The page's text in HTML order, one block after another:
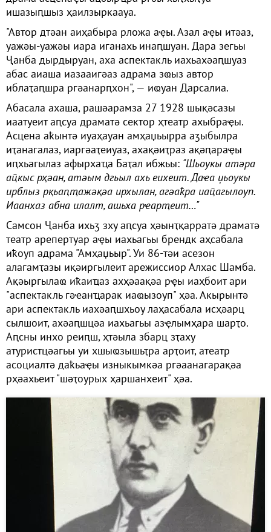
ишазыԥшыз ҳаилзыркаауа.
"Автор дтәан аиҳабыра рложа аҿы. Азал аҿы итәаз,
уажәы-уажәы иара иганахь инаԥшуан. Дара зегьы
Ҷанба дырдыруан, аха аспектакль иахьахәаԥшуаз
абас аиаша иазааигәаз адрама зҩыз автор
иблаҭаԥшра ргәанарԥхон", — иҩуан Дарсалиа.
Абасала ахаша, рашәарамза 27 1928 шықәсазы
иаатуеит аԥсуа драматә сектор ҳтеатр ахыбраҿы.
Асцена аҟынтә иуаҳауан амҳаџьырра аӡыбылра
иҭанагалаз, иаргәаҭеиуаз, ахақәиҭраз ақәԥараҿы
иԥхьагылаз афырхаҵа Баҭал ибжьы: "Шьоукы атәра
аҵкыс рҳәан, атәым дгьыл ахь еихеит. Даҽа џьоукы
ирблыз рқьаԥҭажәқәа ирхылан, агәаҟра иаҵагылоуп.
Иаанхаз абна илалт, ашьха рҽарҭеит…"
Самсон Ҷанба ихьӡ зху аԥсуа ҳәынҭқарратә драматә
театр арепертуар аҿы иахьагьы брендк аҳсабала
иҟоуп адрама "Амҳаџьыр". Уи 86-тәи асезон
алагамҭазы иқәиргылеит арежиссиор Алхас Шамба.
Ақәыргылаҩ иҟаиҵаз ахҳәаақәа рҿы иаҳбоит ари
"аспектакль гәҽанҵарак иаҩызоуп" ҳәа. Акырынтә
ари аспектакль иахәаԥшхьоу лаҳасабала исҳәарц
сылшоит, ахәаԥшцәа иахьагьы азҿлымҳара шарҭо.
Аԥсны инхо реиԥш, ҳтәыла збарц зҭаху
атуристцәагьы уи хшыҩзышьҭра арҭоит, атеатр
асоциалтә даҟьаҿы изныкымкәа ргәаанагарақәа
рҳәахьеит "шәҭоурых ҳаршанхеит" ҳәа.